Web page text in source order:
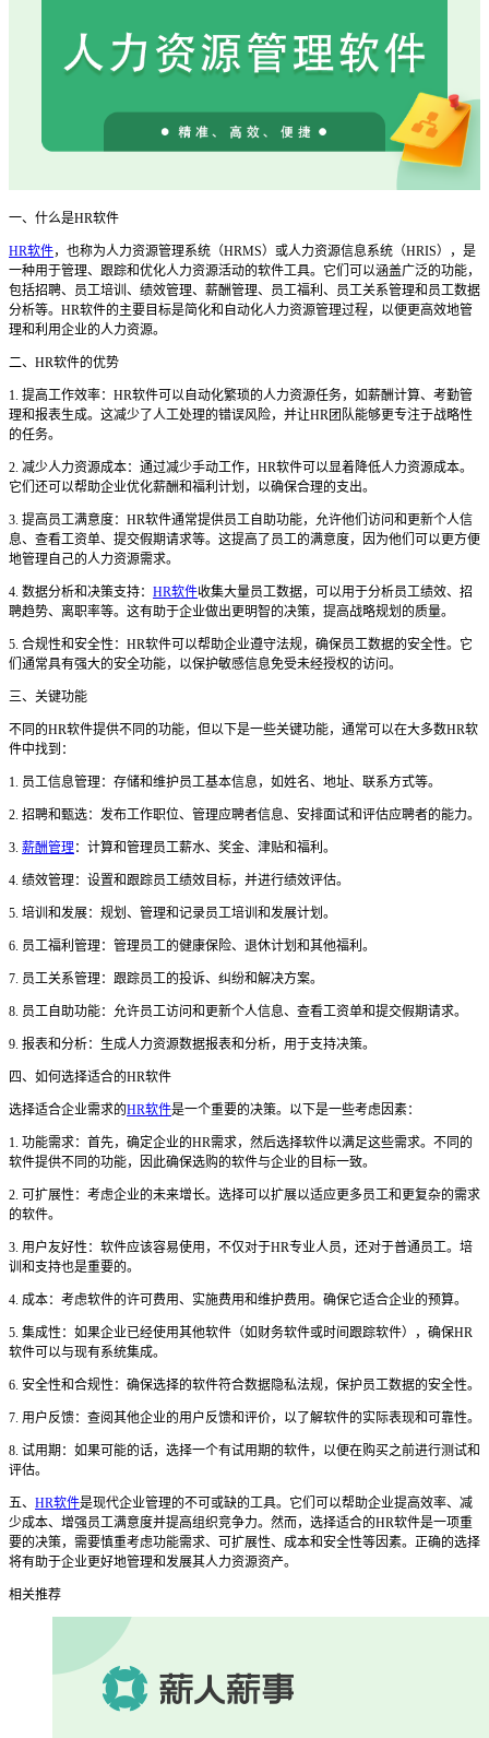
一、什么是HR软件
HR软件，也称为人力资源管理系统（HRMS）或人力资源信息系统（HRIS），是
一种用于管理、跟踪和优化人力资源活动的软件工具。它们可以涵盖广泛的功能，
包括招聘、员工培训、绩效管理、薪酬管理、员工福利、员工关系管理和员工数据
分析等。HR软件的主要目标是简化和自动化人力资源管理过程，以便更高效地管
理和利用企业的人力资源。
二、 HR软件的优势
1. 提高工作效率：HR软件可以自动化繁琐的人力资源任务，如薪酬计算、考勤管
理和报表生成。这减少了人工处理的错误风险，并让HR团队能够更专注于战略性
的任务。
2. 减少人力资源成本：通过减少手动工作，HR软件可以显着降低人力资源成本。
它们还可以帮助企业优化薪酬和福利计划，以确保合理的支出。
3. 提高员工满意度：HR软件通常提供员工自助功能，允许他们访问和更新个人信
息、查看工资单、提交假期请求等。这提高了员工的满意度，因为他们可以更方便
地管理自己的人力资源需求。
4. 数据分析和决策支持： HR软件收集大量员工数据，可以用于分析员工绩效、招
聘趋势、离职率等。这有助于企业做出更明智的决策，提高战略规划的质量。
5. 合规性和安全性：HR软件可以帮助企业遵守法规，确保员工数据的安全性。它
们通常具有强大的安全功能，以保护敏感信息免受未经授权的访问。
三、关键功能
不同的HR软件提供不同的功能，但以下是一些关键功能，通常可以在大多数HR软
件中找到：
1. 员工信息管理：存储和维护员工基本信息，如姓名、地址、联系方式等。
2. 招聘和甄选：发布工作职位、管理应聘者信息、安排面试和评估应聘者的能力。
3. 薪酬管理：计算和管理员工薪水、奖金、津贴和福利。
4. 绩效管理：设置和跟踪员工绩效目标，并进行绩效评估。
5. 培训和发展：规划、管理和记录员工培训和发展计划。
6. 员工福利管理：管理员工的健康保险、退休计划和其他福利。
7. 员工关系管理：跟踪员工的投诉、纠纷和解决方案。
8. 员工自助功能：允许员工访问和更新个人信息、查看工资单和提交假期请求。
9. 报表和分析：生成人力资源数据报表和分析，用于支持决策。
四、如何选择适合的HR软件
选择适合企业需求的HR软件是一个重要的决策。以下是一些考虑因素：
1. 功能需求：首先，确定企业的HR需求，然后选择软件以满足这些需求。不同的
软件提供不同的功能，因此确保选购的软件与企业的目标一致。
2. 可扩展性：考虑企业的未来增长。选择可以扩展以适应更多员工和更复杂的需求
的软件。
3. 用户友好性：软件应该容易使用，不仅对于HR专业人员，还对于普通员工。培
训和支持也是重要的。
4. 成本：考虑软件的许可费用、实施费用和维护费用。确保它适合企业的预算。
5. 集成性：如果企业已经使用其他软件（如财务软件或时间跟踪软件），确保HR
软件可以与现有系统集成。
6. 安全性和合规性：确保选择的软件符合数据隐私法规，保护员工数据的安全性。
7. 用户反馈：查阅其他企业的用户反馈和评价，以了解软件的实际表现和可靠性。
8. 试用期：如果可能的话，选择一个有试用期的软件，以便在购买之前进行测试和
评估。
五、 HR软件是现代企业管理的不可或缺的工具。它们可以帮助企业提高效率、减
少成本、增强员工满意度并提高组织竞争力。然而，选择适合的HR软件是一项重
要的决策，需要慎重考虑功能需求、可扩展性、成本和安全性等因素。正确的选择
将有助于企业更好地管理和发展其人力资源资产。
相关推荐